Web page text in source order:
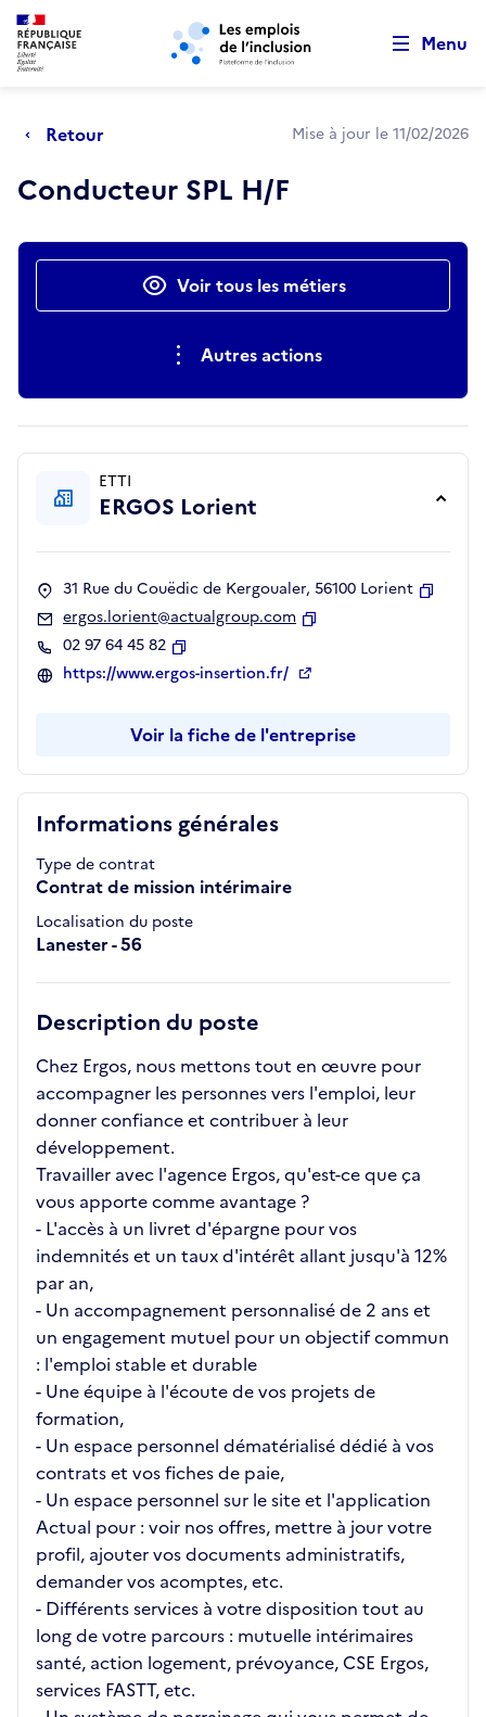
Aller au menu principal Aller au contenu principal
Menu
Retour Mise à jour le 11/02/2026
Conducteur SPL H/F
Actions rapidesVoir tous les métiers
Autres actions
Informations générales
Type de contrat
Contrat de mission intérimaire
Localisation du poste
Lanester - 56
Description du poste
Chez Ergos, nous mettons tout en œuvre pour
accompagner les personnes vers l'emploi, leur
donner confiance et contribuer à leur
développement.
Travailler avec l'agence Ergos, qu'est-ce que ça
vous apporte comme avantage ?
- L'accès à un livret d'épargne pour vos
indemnités et un taux d'intérêt allant jusqu'à 12%
par an,
- Un accompagnement personnalisé de 2 ans et
un engagement mutuel pour un objectif commun
: l'emploi stable et durable
- Une équipe à l'écoute de vos projets de
formation,
- Un espace personnel dématérialisé dédié à vos
contrats et vos fiches de paie,
- Un espace personnel sur le site et l'application
Actual pour : voir nos offres, mettre à jour votre
profil, ajouter vos documents administratifs,
demander vos acomptes, etc.
- Différents services à votre disposition tout au
long de votre parcours : mutuelle intérimaires
santé, action logement, prévoyance, CSE Ergos,
services FASTT, etc.
ETTI
ERGOS Lorient
31 Rue du Couëdic de Kergoualer, 56100 Lorient
ergos.lorient@actualgroup.com
02 97 64 45 82
Copier
https://www.ergos-insertion.fr/
Voir la fiche de l'entreprise
Retour au début de la page
Panneau de gestion des cookies